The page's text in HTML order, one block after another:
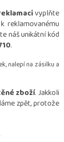
vyplňte
reklamovanému
náš unikátní kód
.
nalepí na zásilku a
zboží. Jakkoli
zpět, protože